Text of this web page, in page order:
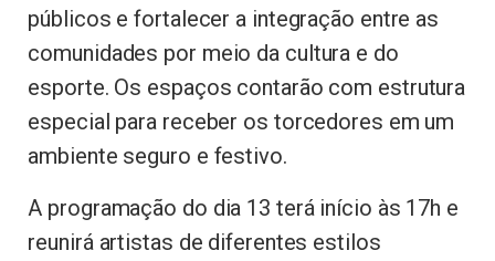
públicos e fortalecer a integração entre as
comunidades por meio da cultura e do
esporte. Os espaços contarão com estrutura
especial para receber os torcedores em um
ambiente seguro e festivo.
A programação do dia 13 terá início às 17h e
reunirá artistas de diferentes estilos